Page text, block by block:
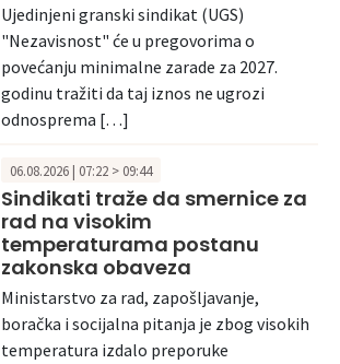
Ujedinjeni granski sindikat (UGS)
"Nezavisnost" će u pregovorima o
povećanju minimalne zarade za 2027.
godinu tražiti da taj iznos ne ugrozi
odnosprema […]
06.08.2026 | 07:22 > 09:44
Sindikati traže da smernice za
rad na visokim
temperaturama postanu
zakonska obaveza
Ministarstvo za rad, zapošljavanje,
boračka i socijalna pitanja je zbog visokih
temperatura izdalo preporuke